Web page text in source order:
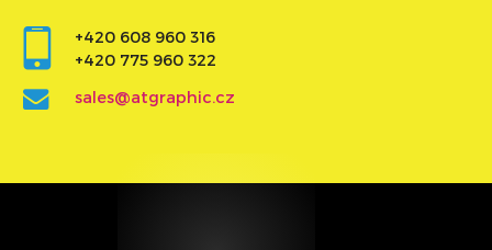
+420 608 960 316
+420 775 960 322
sales@atgraphic.cz